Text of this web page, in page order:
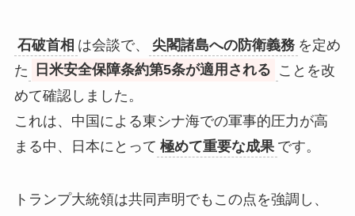
石破首相 は会談で、 尖閣諸島への防衛義務 を定め
た
日米安全保障条約第5条が適用される ことを改
めて確認しました。
これは、中国による東シナ海での軍事的圧力が高
まる中、日本にとって 極めて重要な成果 です。
トランプ大統領は共同声明でもこの点を強調し、